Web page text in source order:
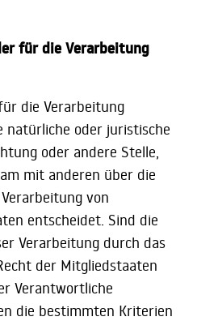
für die Verarbeitung
die Verarbeitung
oder juristische
oder andere Stelle,
mit anderen über die
von
entscheidet. Sind die
Verarbeitung durch das
der Mitgliedstaaten
Verantwortliche
die bestimmten Kriterien